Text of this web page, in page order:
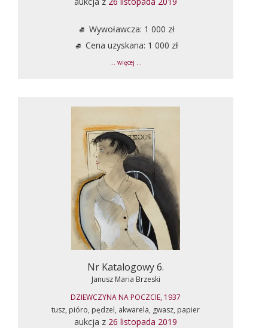
Wywoławcza: 1 000 zł
Cena uzyskana: 1 000 zł
... więcej ...
Nr Katalogowy 6.
Janusz Maria Brzeski
DZIEWCZYNA NA POCZCIE, 1937
tusz, pióro, pędzel, akwarela, gwasz, papier
aukcja z 26 listopada 2019